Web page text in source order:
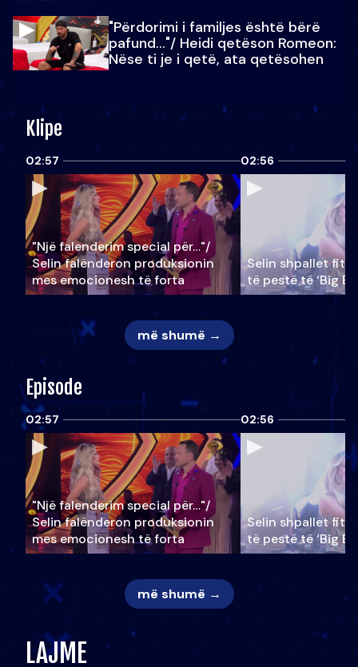
"Përdorimi i familjes është bërë
pafund…"/ Heidi qetëson Romeon:
Nëse ti je i qetë, ata qetësohen
Klipe
02:57
"Një falenderim special për…"/
Selin falënderon produksionin
mes emocionesh të forta
02:56
Selin shpallet
të pestë të ‘Big
më shumë →
Episode
02:57
"Një falenderim special për…"/
Selin falënderon produksionin
mes emocionesh të forta
02:56
Selin shpallet
të pestë të ‘Big
më shumë →
LAJME